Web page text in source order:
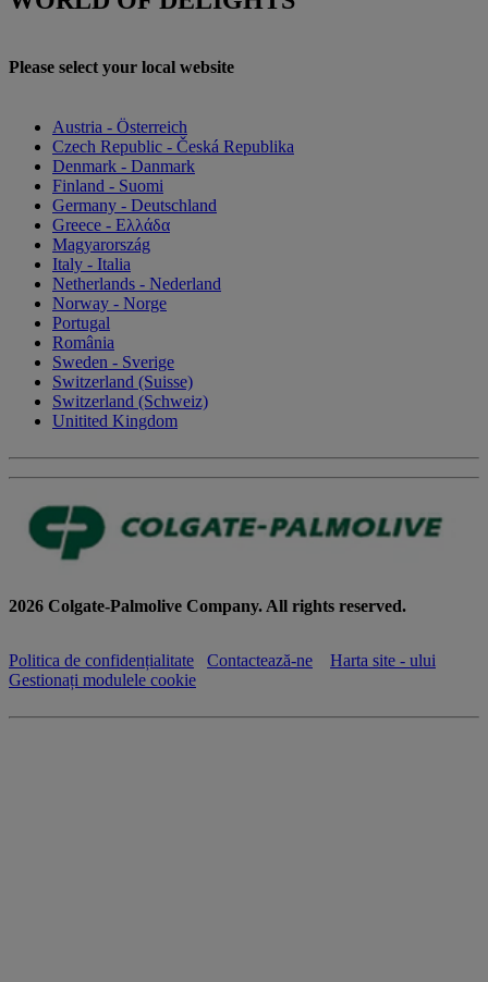
Please select your local website
Austria - Österreich
Czech Republic - Česká Republika
Denmark - Danmark
Finland - Suomi
Germany - Deutschland
Greece - Ελλάδα
Magyarország
Italy - Italia
Netherlands - Nederland
Norway - Norge
Portugal
România
Sweden - Sverige
Switzerland (Suisse)
Switzerland (Schweiz)
Unitited Kingdom
2026 Colgate-Palmolive Company. All rights reserved.
Politica de confidențialitate Contactează-ne
Harta site - ului
Gestionați modulele cookie